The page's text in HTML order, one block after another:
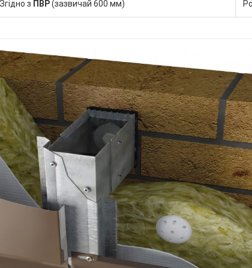
Згідно з ПВР(зазвичай 600 мм)